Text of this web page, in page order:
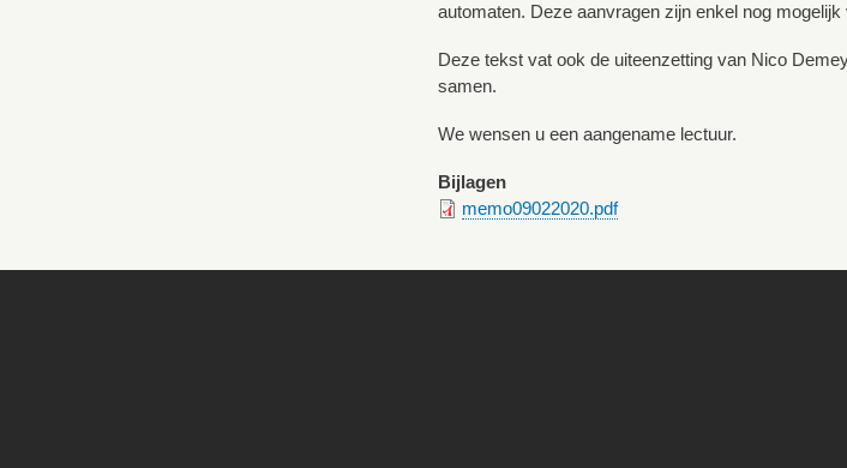
automaten. Deze aanvragen zijn enkel nog
Deze tekst vat ook de uiteenzetting van Nico
samen.
We wensen u een aangename lectuur.
Bijlagen
memo09022020.pdf